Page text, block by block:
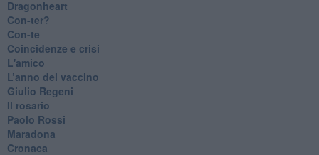
Dragonheart
Con-ter?
​Con-te
Coincidenze e crisi
L'amico
​L’anno del vaccino
Giulio Regeni
​Il rosario
Paolo Rossi
Maradona
Cronaca